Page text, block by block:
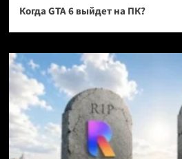
Когда GTA 6 выйдет на ПК?